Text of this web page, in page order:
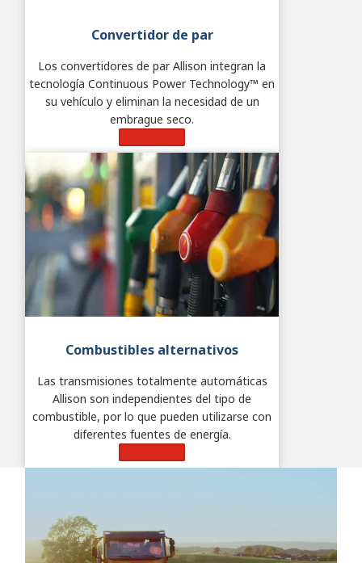
Convertidor de par
Los convertidores de par Allison integran la
tecnología Continuous Power Technology™ en
su vehículo y eliminan la necesidad de un
embrague seco.
Combustibles alternativos
Las transmisiones totalmente automáticas
Allison son independientes del tipo de
combustible, por lo que pueden utilizarse con
diferentes fuentes de energía.